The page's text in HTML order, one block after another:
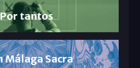
Por tantos
Málaga Sacra